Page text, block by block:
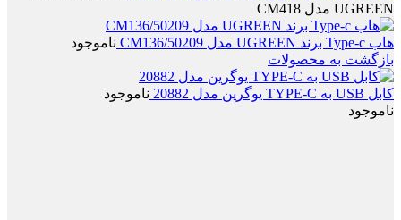
UGREEN مدل CM418
هاب Type-c برند UGREEN مدل 50209/CM136
ناموجود
بازگشت به محصولات
کابل USB به TYPE-C یوگرین مدل 20882
ناموجود
ناموجود